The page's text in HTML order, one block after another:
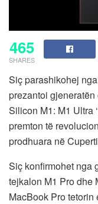
465
SHARES
Siç parashikohej
prezantoi
Silicon M1: M1 Ultra
premton të
prodhuara në
Siç konfirmohet nga
tejkalon M1 Pro dhe
MacBook Pro tetorin